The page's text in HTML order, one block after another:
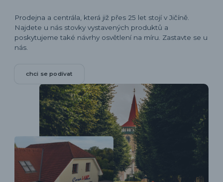
Prodejna a centrála, která již přes 25 let stojí v Jičíně.
Najdete u nás stovky vystavených produktů a
poskytujeme také návrhy osvětlení na míru. Zastavte se u
nás.
chci se podívat